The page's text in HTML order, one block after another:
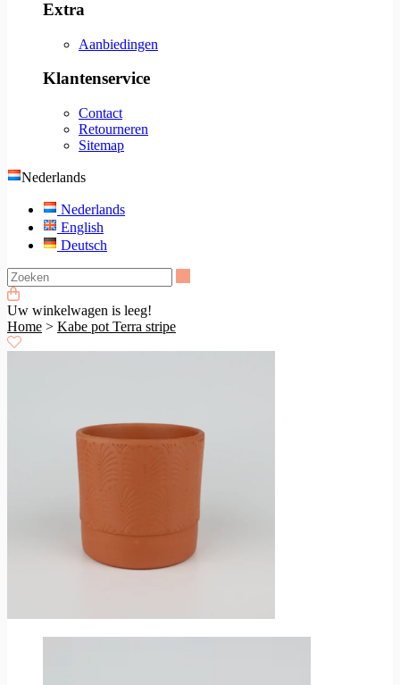
Extra
Aanbiedingen
Klantenservice
Contact
Retourneren
Sitemap
Nederlands
Nederlands
English
Deutsch
Uw winkelwagen is leeg!
Home > Kabe pot Terra stripe